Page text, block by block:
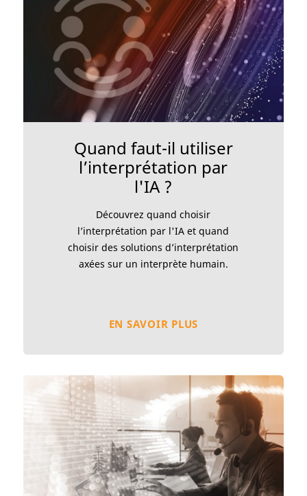
Quand faut-il utiliser
l’interprétation par
l'IA ?
Découvrez quand choisir
l’interprétation par l'IA et quand
choisir des solutions d’interprétation
axées sur un interprète humain.
EN SAVOIR PLUS